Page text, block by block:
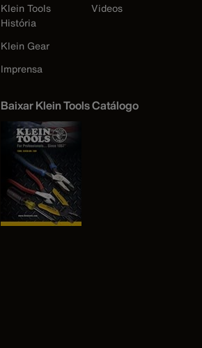
Klein Tools
História
Klein Gear
Imprensa
Videos
Baixar Klein Tools Catálogo